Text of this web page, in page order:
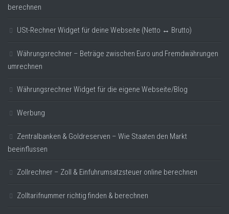
berechnen
USt-Rechner Widget für deine Webseite (Netto ↔ Brutto)
Währungsrechner – Beträge zwischen Euro und Fremdwährungen
umrechnen
Währungsrechner Widget für die eigene Webseite/Blog
Werbung
Zentralbanken & Goldreserven – Wie Staaten den Markt
beeinflussen
Zollrechner – Zoll & Einfuhrumsatzsteuer online berechnen
Zolltarifnummer richtig finden & berechnen